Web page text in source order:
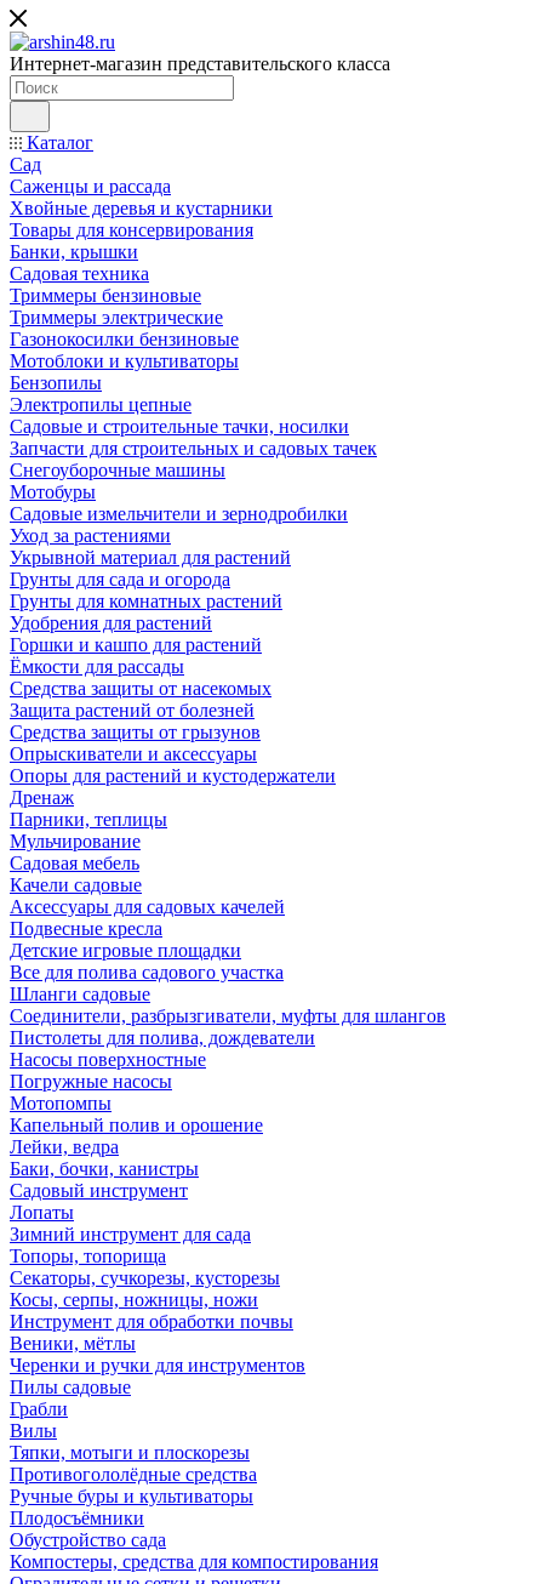
Интернет-магазин представительского класса
Каталог
Сад
Саженцы и рассада
Хвойные деревья и кустарники
Товары для консервирования
Банки, крышки
Садовая техника
Триммеры бензиновые
Триммеры электрические
Газонокосилки бензиновые
Мотоблоки и культиваторы
Бензопилы
Электропилы цепные
Садовые и строительные тачки, носилки
Запчасти для строительных и садовых тачек
Снегоуборочные машины
Мотобуры
Садовые измельчители и зернодробилки
Уход за растениями
Укрывной материал для растений
Грунты для сада и огорода
Грунты для комнатных растений
Удобрения для растений
Горшки и кашпо для растений
Ёмкости для рассады
Средства защиты от насекомых
Защита растений от болезней
Средства защиты от грызунов
Опрыскиватели и аксессуары
Опоры для растений и кустодержатели
Дренаж
Парники, теплицы
Мульчирование
Садовая мебель
Качели садовые
Аксессуары для садовых качелей
Подвесные кресла
Детские игровые площадки
Все для полива садового участка
Шланги садовые
Соединители, разбрызгиватели, муфты для шлангов
Пистолеты для полива, дождеватели
Насосы поверхностные
Погружные насосы
Мотопомпы
Капельный полив и орошение
Лейки, ведра
Баки, бочки, канистры
Садовый инструмент
Лопаты
Зимний инструмент для сада
Топоры, топорища
Секаторы, сучкорезы, кусторезы
Косы, серпы, ножницы, ножи
Инструмент для обработки почвы
Веники, мётлы
Черенки и ручки для инструментов
Пилы садовые
Грабли
Вилы
Тяпки, мотыги и плоскорезы
Противогололёдные средства
Ручные буры и культиваторы
Плодосъёмники
Обустройство сада
Компостеры, средства для компостирования